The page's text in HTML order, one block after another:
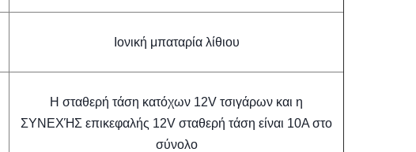
Ιονική μπαταρία λίθιου
Η σταθερή τάση κατόχων 12V τσιγάρων και η
ΣΥΝΕΧΉΣ επικεφαλής 12V σταθερή τάση είναι 10A στο
σύνολο